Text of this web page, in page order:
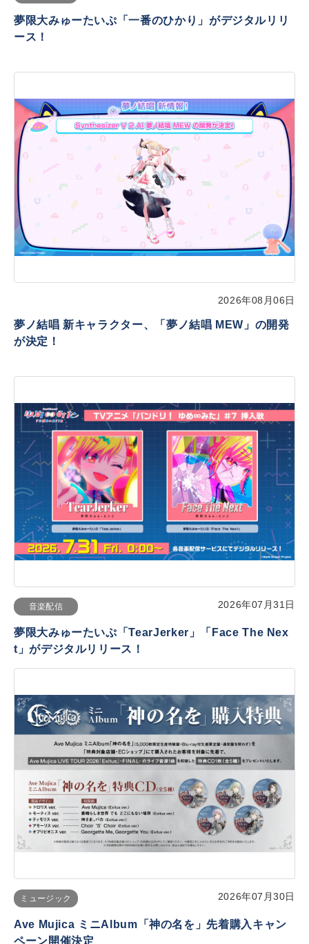
夢限大みゅーたいぷ「一番のひかり」がデジタルリリ
ース！
2026年08月06日
夢ノ結唱 新キャラクター、「夢ノ結唱 MEW」の開発
が決定！
音楽配信 2026年07月31日
夢限大みゅーたいぷ「TearJerker」「Face The Nex
t」がデジタルリリース！
ミュージック 2026年07月30日
Ave Mujica ミニAlbum「神の名を」先着購入キャン
ペーン開催決定